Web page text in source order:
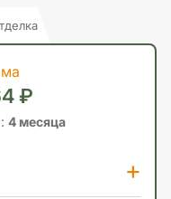
₽
4 месяца
+